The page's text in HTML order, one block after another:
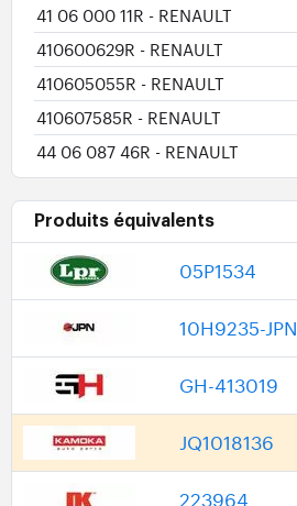
41 06 000 11R - RENAULT
410600629R - RENAULT
410605055R - RENAULT
410607585R - RENAULT
44 06 087 46R - RENAULT
Produits équivalents
05P1534
10H9235-JPN
GH-413019
JQ1018136
223964